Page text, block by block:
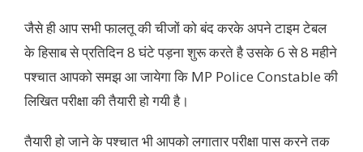
जैसे ही आप सभी फालतू की चीजों को बंद करके अपने टाइम टेबल
के हिसाब से प्रतिदिन 8 घंटे पड़ना शुरू करते है उसके 6 से 8 महीने
पश्चात आपको समझ आ जायेगा कि MP Police Constable की
लिखित परीक्षा की तैयारी हो गयी है।
तैयारी हो जाने के पश्चात भी आपको लगातार परीक्षा पास करने तक